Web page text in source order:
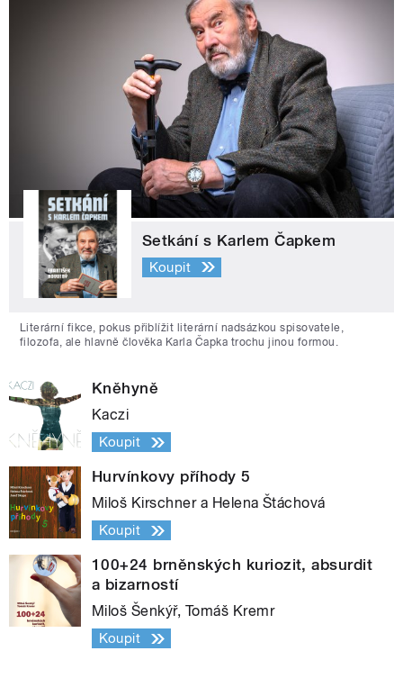
Setkání s Karlem Čapkem
Koupit
Literární fikce, pokus přiblížit literární nadsázkou spisovatele,
filozofa, ale hlavně člověka Karla Čapka trochu jinou formou.
Kněhyně
Kaczi
Koupit
Hurvínkovy příhody 5
Miloš Kirschner a Helena Štáchová
Koupit
100+24 brněnských kuriozit, absurdit
a bizarností
Miloš Šenkýř, Tomáš Kremr
Koupit